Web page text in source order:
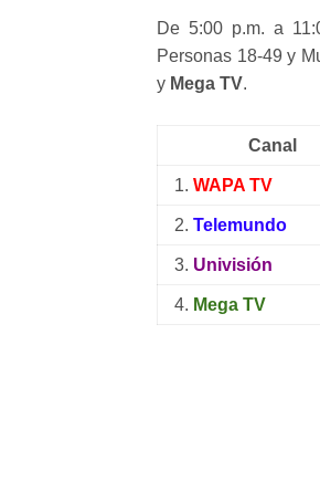
De 5:00 p.m. a
Personas 18-49 y
y Mega TV.
Canal
1. WAPA TV
2. Telemundo
3. Univisión
4. Mega TV